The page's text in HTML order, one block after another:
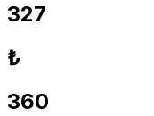
327
₺
360